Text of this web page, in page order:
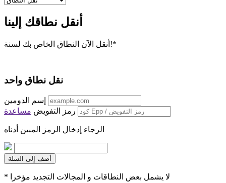
أنقل نطاقك إلينا
أنقل الآن النطاق الخاص بك لسنة!*
نقل نطاق واحد
إسم الدومين
رمز التفويض مساعدة
الرجاء إدخال الرمز المبين أدناه
أضف إلى السلة
* لا يشمل بعض النطاقات و المجالات التجديد مؤخرا